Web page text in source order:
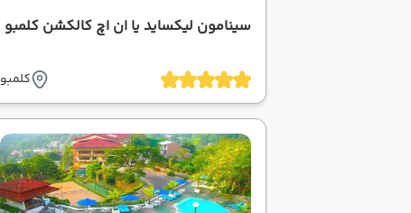
سینامون لیکساید یا ان اچ کالکشن کلمبو
کلمبو